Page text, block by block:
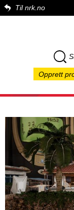
Til nrk.no
Opprett